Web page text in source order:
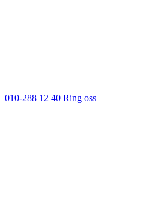
010-288 12 40 Ring oss